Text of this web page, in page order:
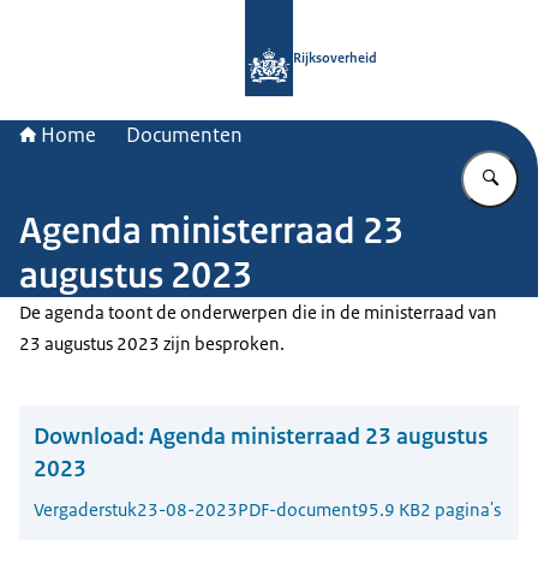
Rijksoverheid
Home Documenten
Agenda ministerraad 23
augustus 2023
De agenda toont de onderwerpen die in de ministerraad van
23 augustus 2023 zijn besproken.
Download: Agenda ministerraad 23 augustus
2023
Vergaderstuk23-08-2023PDF-document95.9 KB2 pagina's